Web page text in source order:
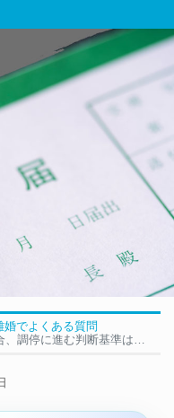
婚でよくある質問
に進む判断基準は何ですか？